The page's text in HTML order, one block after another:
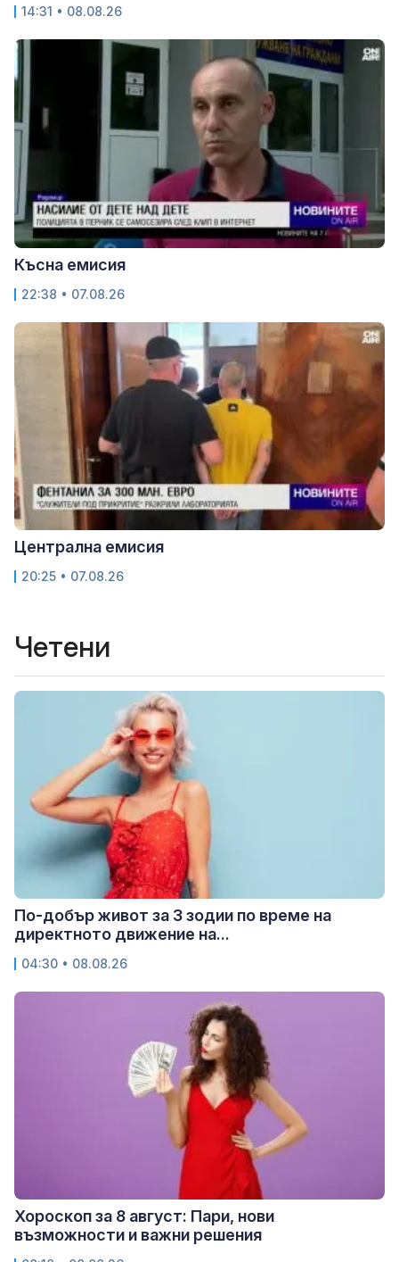
14:31 • 08.08.26
Късна емисия
22:38 • 07.08.26
Централна емисия
20:25 • 07.08.26
Четени
По-добър живот за 3 зодии по време на
директното движение на...
04:30 • 08.08.26
Хороскоп за 8 август: Пари, нови
възможности и важни решения